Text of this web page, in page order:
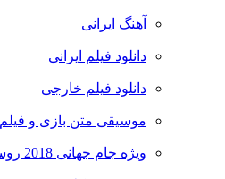
آهنگ ایرانی
دانلود فیلم ایرانی
دانلود فیلم خارجی
موسیقی متن بازی و فیلم
ویژه جام جهانی 2018 روسیه